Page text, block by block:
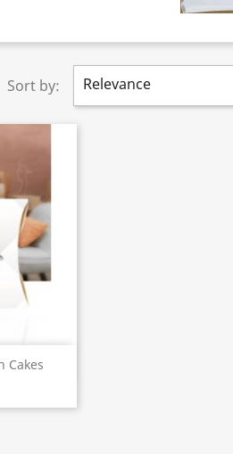
Sort by: Relevance
Cakes